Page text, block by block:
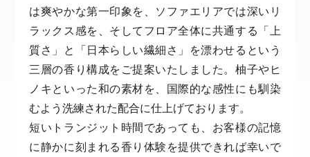
は爽やかな第一印象を、ソファエリアでは深いリ
ラックス感を、そしてフロア全体に共通する「上
質さ」と「日本らしい繊細さ」を漂わせるという
三層の香り構成をご提案いたしました。柚子やヒ
ノキといった和の素材を、国際的な感性にも馴染
むよう洗練された配合に仕上げております。
短いトランジット時間であっても、お客様の記憶
に静かに刻まれる香り体験を提供できれば幸いで